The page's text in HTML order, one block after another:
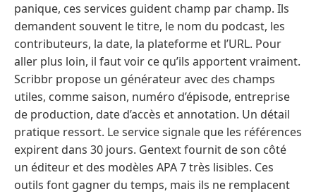
panique, ces services guident champ par champ. Ils
demandent souvent le titre, le nom du podcast, les
contributeurs, la date, la plateforme et l’URL. Pour
aller plus loin, il faut voir ce qu’ils apportent vraiment.
Scribbr propose un générateur avec des champs
utiles, comme saison, numéro d’épisode, entreprise
de production, date d’accès et annotation. Un détail
pratique ressort. Le service signale que les références
expirent dans 30 jours. Gentext fournit de son côté
un éditeur et des modèles APA 7 très lisibles. Ces
outils font gagner du temps, mais ils ne remplacent